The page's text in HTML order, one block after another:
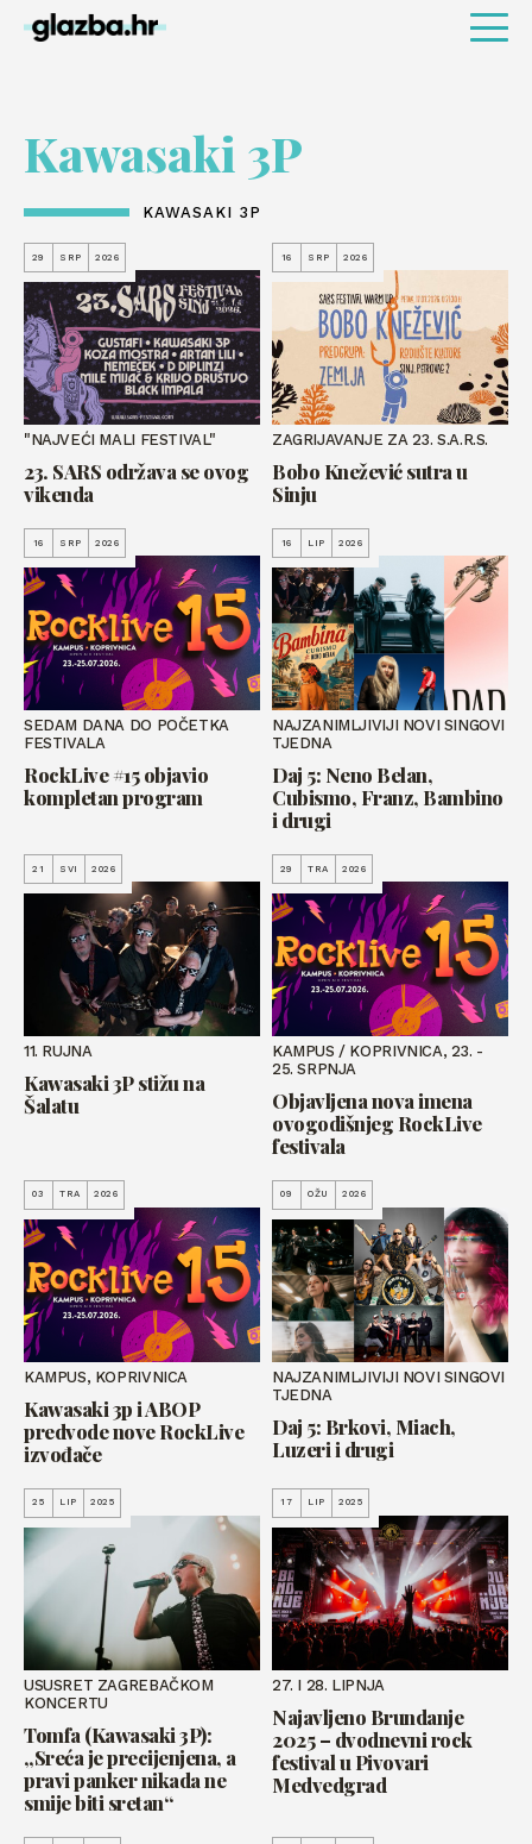
Kawasaki 3P
KAWASAKI 3P
29 SRP 2026
"NAJVEĆI MALI FESTIVAL"
23. SARS održava se ovog
vikenda
16 SRP 2026
ZAGRIJAVANJE ZA 23. S.A.R.S.
Bobo Knežević sutra u
Sinju
16 SRP 2026
SEDAM DANA DO POČETKA
FESTIVALA
RockLive #15 objavio
kompletan program
16 LIP 2026
NAJZANIMLJIVIJI NOVI SINGOVI
TJEDNA
Daj 5: Neno Belan,
Cubismo, Franz, Bambino
i drugi
21 SVI 2026
11. RUJNA
Kawasaki 3P stižu na
Šalatu
29 TRA 2026
KAMPUS / KOPRIVNICA, 23. -
25. SRPNJA
Objavljena nova imena
ovogodišnjeg RockLive
festivala
03 TRA 2026
KAMPUS, KOPRIVNICA
Kawasaki 3p i ABOP
predvode nove RockLive
izvođače
09 OŽU 2026
NAJZANIMLJIVIJI NOVI SINGOVI
TJEDNA
Daj 5: Brkovi, Miach,
Luzeri i drugi
25 LIP 2025
USUSRET ZAGREBAČKOM
KONCERTU
Tomfa (Kawasaki 3P):
„Sreća je precijenjena, a
pravi panker nikada ne
smije biti sretan“
17 LIP 2025
27. I 28. LIPNJA
Najavljeno Brundanje
2025 – dvodnevni rock
festival u Pivovari
Medvedgrad